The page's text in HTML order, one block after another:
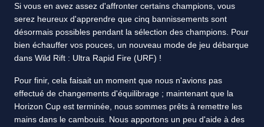
Si vous en avez assez d'affronter certains champions, vous
serez heureux d'apprendre que cinq bannissements sont
désormais possibles pendant la sélection des champions. Pour
bien échauffer vos pouces, un nouveau mode de jeu débarque
dans Wild Rift : Ultra Rapid Fire (URF) !
Pour finir, cela faisait un moment que nous n'avions pas
effectué de changements d'équilibrage ; maintenant que la
Horizon Cup est terminée, nous sommes prêts à remettre les
mains dans le cambouis. Nous apportons un peu d'aide à des